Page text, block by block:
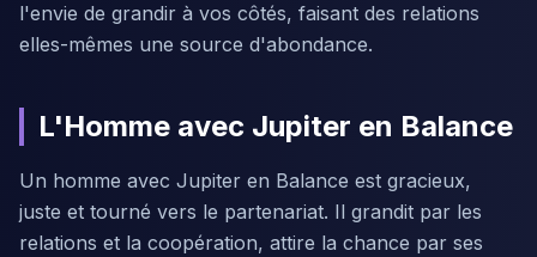
l'envie de grandir à vos côtés, faisant des relations
elles-mêmes une source d'abondance.
L'Homme avec Jupiter en Balance
Un homme avec Jupiter en Balance est gracieux,
juste et tourné vers le partenariat. Il grandit par les
relations et la coopération, attire la chance par ses